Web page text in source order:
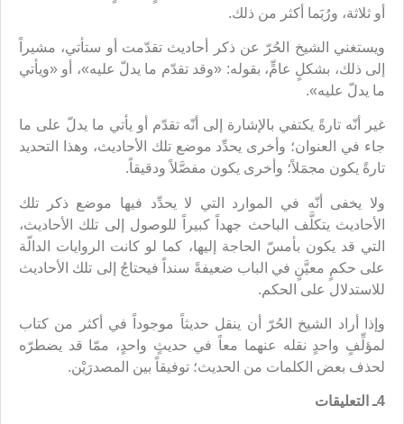
أو ثلاثة، ورُبَما أكثر من ذلك.
ويستغني الشيخ الحُرّ عن ذكر أحاديث تقدّمت أو ستأتي، مشيراً
إلى ذلك، بشكلٍ عامٍّ، بقوله: «وقد تقدّم ما يدلّ عليه»، أو «ويأتي
ما يدلّ عليه».
غير أنّه تارةً يكتفي بالإشارة إلى أنّه تقدّم أو يأتي ما يدلّ على ما
جاء في العنوان؛ وأخرى يحدِّد موضع تلك الأحاديث، وهذا التحديد
تارةً يكون مجمَلاً؛ وأخرى يكون مفصَّلاً ودقيقاً.
ولا يخفى أنّه في الموارد التي لا يحدِّد فيها موضع ذكر تلك
الأحاديث يتكلَّف الباحث جهداً كبيراً للوصول إلى تلك الأحاديث،
التي قد يكون بأمسّ الحاجة إليها، كما لو كانت الروايات الدالّة
على حكمٍ معيَّنٍ في الباب ضعيفةً سنداً فيحتاجُ إلى تلك الأحاديث
للاستدلال على الحكم.
وإذا أراد الشيخ الحُرّ أن ينقل حديثاً موجوداً في أكثر من كتاب
لمؤلِّفٍ واحدٍ نقله عنهما معاً في حديثٍ واحدٍ، ممّا قد يضطرّه
لحذف بعض الكلمات من الحديث؛ توفيقاً بين المصدرَيْن.
4ـ التعليقات